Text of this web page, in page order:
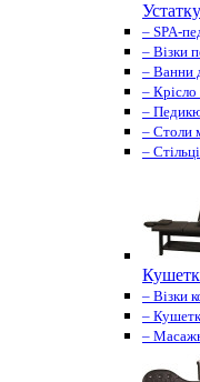
– SPA-
– Візки
– Ванни
– Крісло
–
– Столи
–
– Візки
–
–